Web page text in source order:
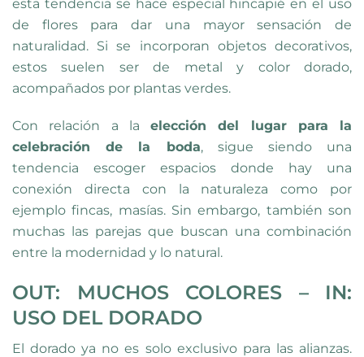
esta tendencia se hace especial hincapié en el uso
de flores para dar una mayor sensación de
naturalidad. Si se incorporan objetos decorativos,
estos suelen ser de metal y color dorado,
acompañados por plantas verdes.
Con relación a la elección del lugar para la
celebración de la boda, sigue siendo una
tendencia escoger espacios donde hay una
conexión directa con la naturaleza como por
ejemplo fincas, masías. Sin embargo, también son
muchas las parejas que buscan una combinación
entre la modernidad y lo natural.
OUT: MUCHOS COLORES – IN:
USO DEL DORADO
El dorado ya no es solo exclusivo para las alianzas.